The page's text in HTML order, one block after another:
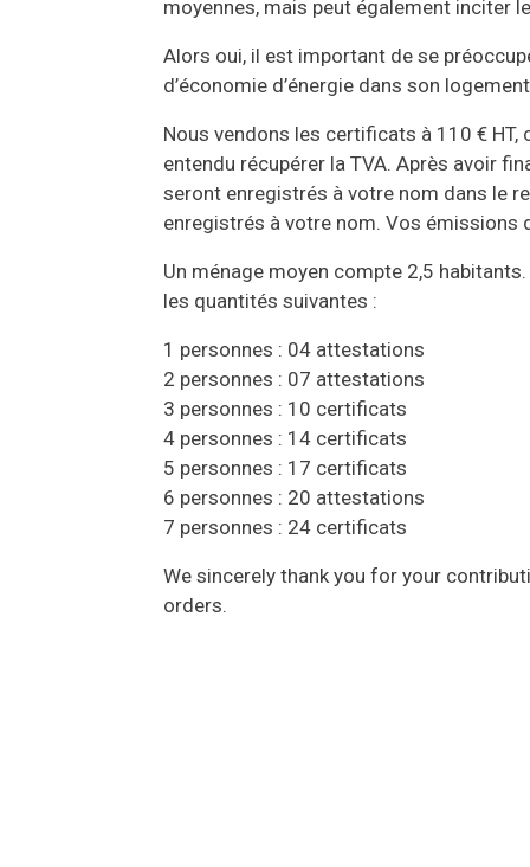
moyennes, mais peut également inciter
Alors oui, il est important de se
d’économie d’énergie dans son
Nous vendons les certificats à 110 €
entendu récupérer la TVA. Après avoir
seront enregistrés à votre nom dans le
enregistrés à votre nom. Vos émissions
Un ménage moyen compte 2,5
les quantités suivantes :
1 personnes : 04 attestations
2 personnes : 07 attestations
3 personnes : 10 certificats
4 personnes : 14 certificats
5 personnes : 17 certificats
6 personnes : 20 attestations
7 personnes : 24 certificats
We sincerely thank you for your
orders.